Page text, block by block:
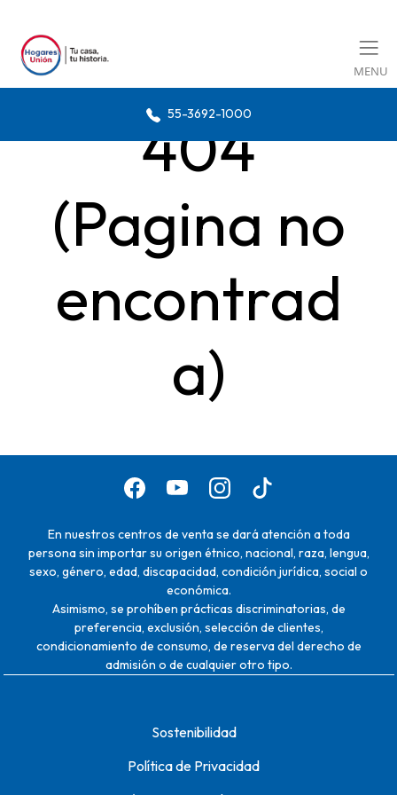
MENU
55-3692-1000
404
(Pagina no
encontrad
a)
En nuestros centros de venta se dará atención a toda
persona sin importar su origen étnico, nacional, raza, lengua,
sexo, género, edad, discapacidad, condición jurídica, social o
económica.
Asimismo, se prohíben prácticas discriminatorias, de
preferencia, exclusión, selección de clientes,
condicionamiento de consumo, de reserva del derecho de
admisión o de cualquier otro tipo.
Sostenibilidad
Política de Privacidad